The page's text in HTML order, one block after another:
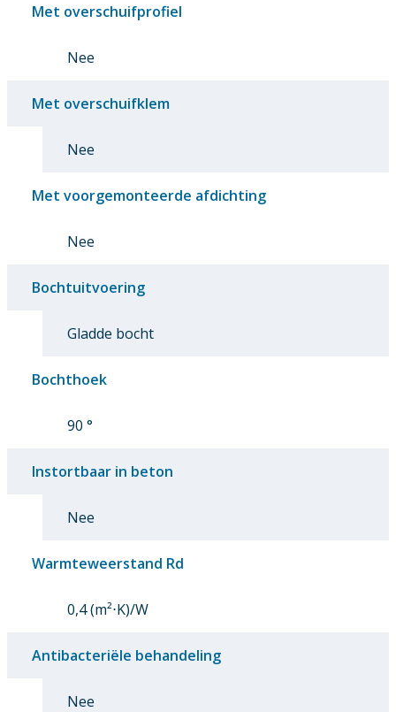
Met overschuifprofiel
Nee
Met overschuifklem
Nee
Met voorgemonteerde afdichting
Nee
Bochtuitvoering
Gladde bocht
Bochthoek
90 °
Instortbaar in beton
Nee
Warmteweerstand Rd
0,4 (m²⋅K)/W
Antibacteriële behandeling
Nee